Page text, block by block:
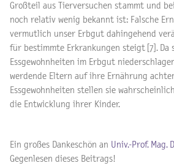
Großteil aus Tierversuchen stammt und
noch relativ wenig bekannt ist: Falsche
vermutlich unser Erbgut dahingehend
für bestimmte Erkrankungen steigt [7]. Da
Essgewohnheiten im Erbgut
werdende Eltern auf ihre Ernährung
Essgewohnheiten stellen sie
die Entwicklung ihrer Kinder.
Ein großes Dankeschön an Univ.-Prof. Mag.
Gegenlesen dieses Beitrags!